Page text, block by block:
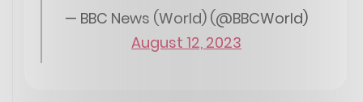
— BBC News (World) (@BBCWorld)
August 12, 2023